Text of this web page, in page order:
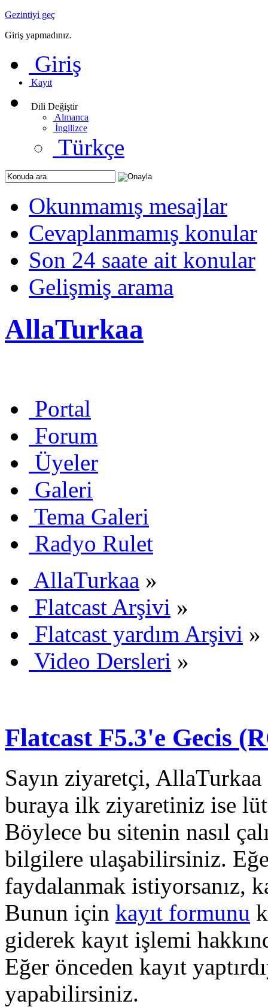
Gezintiyi geç
Giriş yapmadınız.
Giriş
Kayıt
Dili Değiştir
Almanca
İngilizce
Türkçe
Okunmamış mesajlar
Cevaplanmamış konular
Son 24 saate ait konular
Gelişmiş arama
AllaTurkaa
Portal
Forum
Üyeler
Galeri
Tema Galeri
Radyo Rulet
AllaTurkaa »
Flatcast Arşivi »
Flatcast yardım Arşivi »
Video Dersleri »
Flatcast F5.3'e Gecis
Sayın ziyaretçi,
buraya ilk ziyaretiniz ise
Böylece bu sitenin nasıl
bilgilere ulaşabilirsiniz.
faydalanmak istiyorsanız,
Bunun için kayıt formunu
giderek kayıt işlemi
Eğer önceden kayıt
yapabilirsiniz.